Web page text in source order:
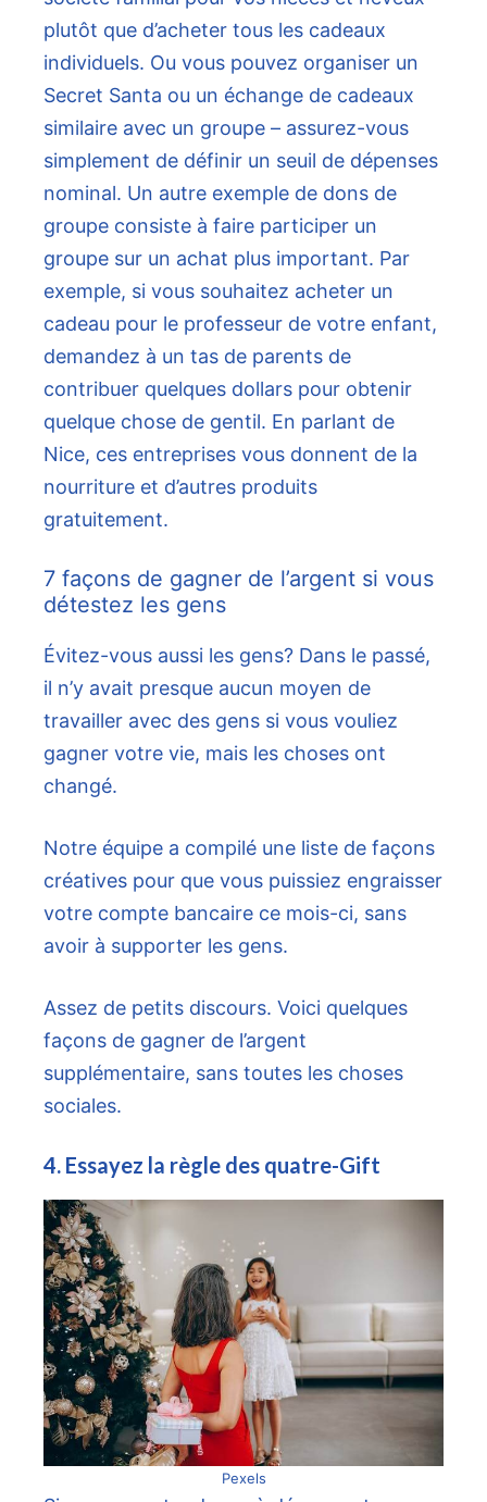
plutôt que d’acheter tous les cadeaux
individuels. Ou vous pouvez organiser un
Secret Santa ou un échange de cadeaux
similaire avec un groupe – assurez-vous
simplement de définir un seuil de dépenses
nominal. Un autre exemple de dons de
groupe consiste à faire participer un
groupe sur un achat plus important. Par
exemple, si vous souhaitez acheter un
cadeau pour le professeur de votre enfant,
demandez à un tas de parents de
contribuer quelques dollars pour obtenir
quelque chose de gentil. En parlant de
Nice, ces entreprises vous donnent de la
nourriture et d’autres produits
gratuitement.
7 façons de gagner de l’argent si vous
détestez les gens
Évitez-vous aussi les gens? Dans le passé,
il n’y avait presque aucun moyen de
travailler avec des gens si vous vouliez
gagner votre vie, mais les choses ont
changé.
Notre équipe a compilé une liste de façons
créatives pour que vous puissiez engraisser
votre compte bancaire ce mois-ci, sans
avoir à supporter les gens.
Assez de petits discours. Voici quelques
façons de gagner de l’argent
supplémentaire, sans toutes les choses
sociales.
4. Essayez la règle des quatre-Gift
Pexels